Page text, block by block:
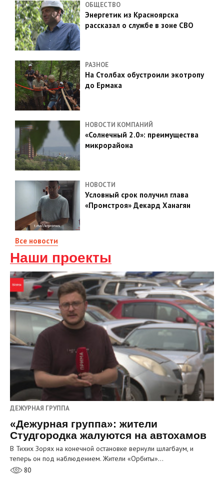
ОБЩЕСТВО
Энергетик из Красноярска
рассказал о службе в зоне СВО
РАЗНОЕ
На Столбах обустроили экотропу
до Ермака
НОВОСТИ КОМПАНИЙ
«Солнечный 2.0»: преимущества
микрорайона
НОВОСТИ
Условный срок получил глава
«Промстроя» Декард Ханагян
Все новости
Наши проекты
ДЕЖУРНАЯ ГРУППА
«Дежурная группа»: жители
Студгородка жалуются на автохамов
В Тихих Зорях на конечной остановке вернули шлагбаум, и
теперь он под наблюдением. Жители «Орбиты»…
80